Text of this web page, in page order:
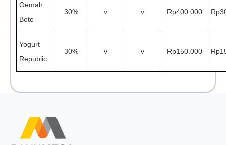
Oemah
Boto
30% v v Rp400.000
Yogurt
Republic
30% v v Rp150.000